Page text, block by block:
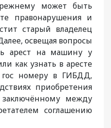
может быть
правонарушения и
старый владелец
освещая вопросы
арест на машину у
как узнать в аресте
номеру в ГИБДД,
приобретения
заключённому между
соглашению